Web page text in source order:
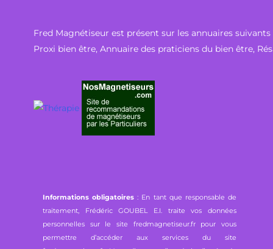
Fred Magnétiseur est présent sur les annuaires suivants
Proxi bien être, Annuaire des praticiens du bien être,
Informations obligatoires : En tant que responsable de
traitement, Frédéric GOUBEL E.I. traite vos données
personnelles sur le site fredmagnetiseur.fr pour vous
permettre d’accéder aux services du site